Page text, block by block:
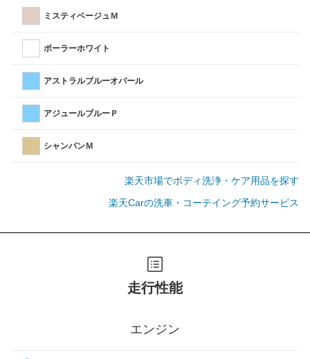
ミスティベージュＭ
ポーラーホワイト
アストラルブルーオパール
アジュールブルーＰ
シャンパンＭ
楽天市場でボディ洗浄・ケア用品を探す
楽天Carの洗車・コーテイング予約サービス
走行性能
エンジン